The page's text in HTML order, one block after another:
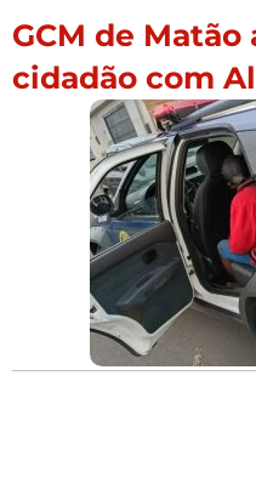
GCM de
cidadão com